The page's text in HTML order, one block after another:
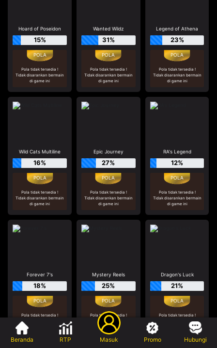
Hoard of Poseidon
15%
Pola tidak tersedia !
Tidak disarankan bermain
di game ini
Wanted Wildz
31%
Pola tidak tersedia !
Tidak disarankan bermain
di game ini
Legend of Athena
23%
Pola tidak tersedia !
Tidak disarankan bermain
di game ini
Wild Cats Multiline
16%
Pola tidak tersedia !
Tidak disarankan bermain
di game ini
Epic Journey
27%
Pola tidak tersedia !
Tidak disarankan bermain
di game ini
RA's Legend
12%
Pola tidak tersedia !
Tidak disarankan bermain
di game ini
Forever 7's
18%
Pola tidak tersedia !
Tidak disarankan bermain
Mystery Reels
25%
Pola tidak tersedia !
Tidak disarankan bermain
di game ini
Dragon's Luck
21%
Pola tidak tersedia !
Tidak disarankan bermain
Beranda RTP Masuk Promo Hubungi